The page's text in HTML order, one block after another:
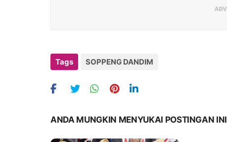
Tags SOPPENG DANDIM
ANDA MUNGKIN MENYUKAI POSTINGAN INI